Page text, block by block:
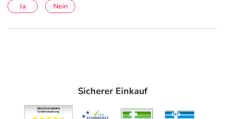
Ja Nein
Sicherer Einkauf